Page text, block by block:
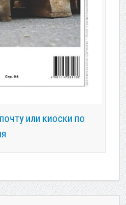
или киоски по